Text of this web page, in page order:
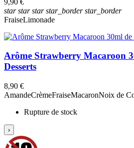
starstarstarstar_borderstar_border
FraiseLimonade
Arôme Strawberry Macaroon
Desserts
8,90 €
AmandeCrèmeFraiseMacaronNoix de
Rupture de stock
›